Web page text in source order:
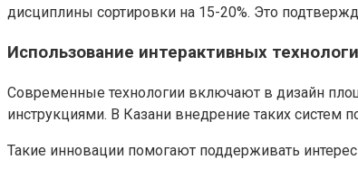
дисциплины сортировки на 15-20%. Это
Использование интерактивных
Современные технологии включают в дизайн
инструкциями. В Казани внедрение таких систем
Такие инновации помогают поддерживать